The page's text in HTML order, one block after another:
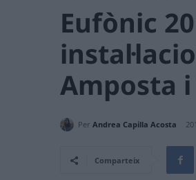
Eufònic
Amposta
Per Andrea Capilla Acosta
Comparteix